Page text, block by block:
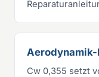
Cw 0,355 setzt